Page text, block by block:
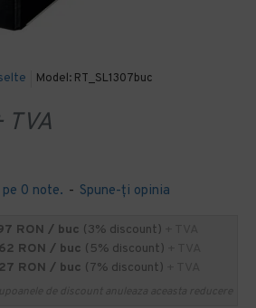
Model: RT_SL1307buc
0 note. - Spune-ţi opinia
TVA
RON / buc (3% discount)
RON / buc (5% discount)
RON / buc (7% discount)